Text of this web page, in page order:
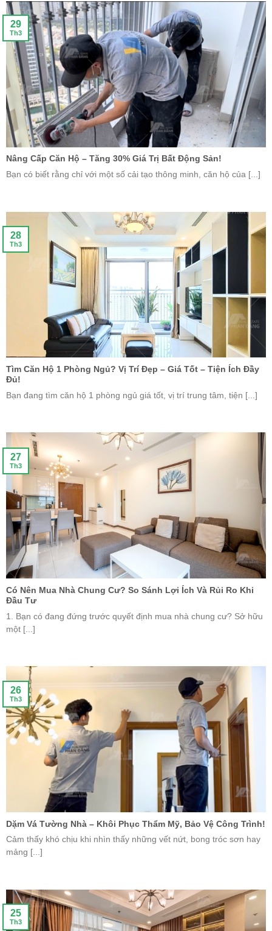
Nâng Cấp Căn Hộ – Tăng 30% Giá Trị Bất Động Sản!
Bạn có biết rằng chỉ với một số cải tạo thông minh, căn hộ của [...]
29
Th3
Tìm Căn Hộ 1 Phòng Ngủ? Vị Trí Đẹp – Giá Tốt – Tiện Ích Đầy
Đủ!
Bạn đang tìm căn hộ 1 phòng ngủ giá tốt, vị trí trung tâm, tiện [...]
28
Th3
Có Nên Mua Nhà Chung Cư? So Sánh Lợi Ích Và Rủi Ro Khi
Đầu Tư
1. Bạn có đang đứng trước quyết định mua nhà chung cư? Sở hữu
một [...]
27
Th3
Dặm Vá Tường Nhà – Khôi Phục Thẩm Mỹ, Bảo Vệ Công Trình!
Cảm thấy khó chịu khi nhìn thấy những vết nứt, bong tróc sơn hay
mảng [...]
26
Th3
25
Th3